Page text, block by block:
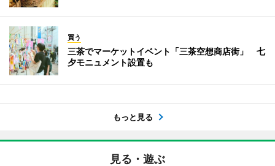
買う
三茶でマーケットイベント「三茶空想商店街」 七
夕モニュメント設置も
もっと見る
見る・遊ぶ